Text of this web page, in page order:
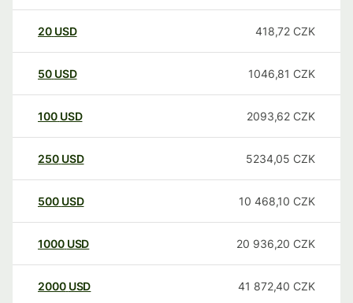
20 USD 418,72 CZK
50 USD 1046,81 CZK
100 USD 2093,62 CZK
250 USD 5234,05 CZK
500 USD 10 468,10 CZK
1000 USD 20 936,20 CZK
2000 USD 41 872,40 CZK